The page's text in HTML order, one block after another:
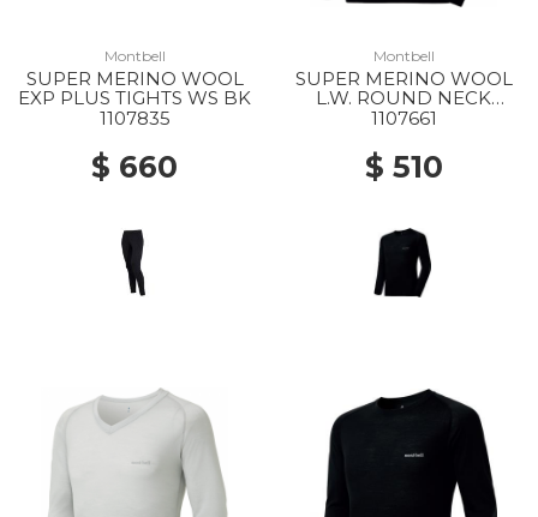
Montbell
SUPER MERINO WOOL
EXP PLUS TIGHTS WS BK
1107835
$ 660
Montbell
SUPER MERINO WOOL
L.W. ROUND NECK
SHIRT MS BK
1107661
$ 510